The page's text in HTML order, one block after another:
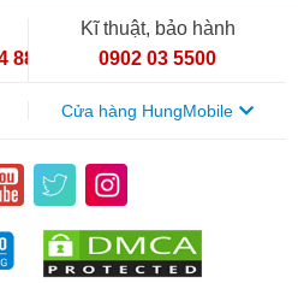
Kĩ thuật, bảo hành
0902 03 5500
Cửa hàng HungMobile